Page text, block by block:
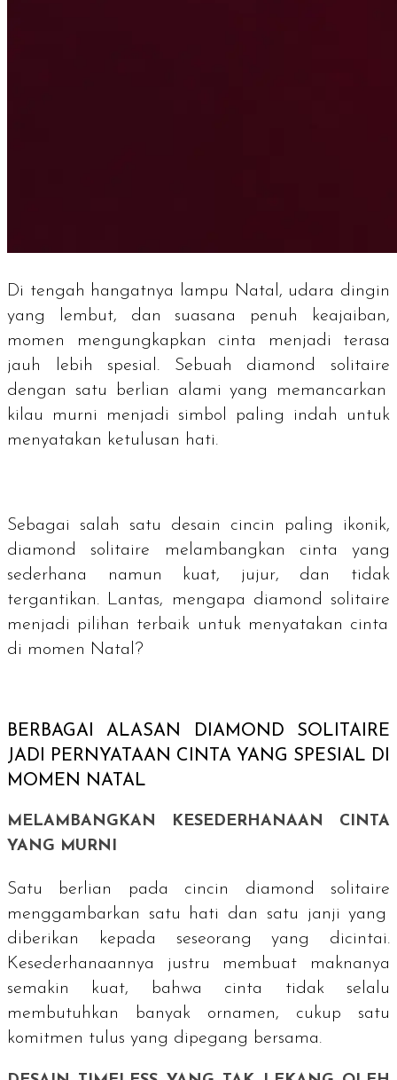
Di tengah hangatnya lampu Natal, udara dingin
yang lembut, dan suasana penuh keajaiban,
momen mengungkapkan cinta menjadi terasa
jauh lebih spesial. Sebuah diamond solitaire
dengan satu berlian alami yang memancarkan
kilau murni menjadi simbol paling indah untuk
menyatakan ketulusan hati.
Sebagai salah satu desain cincin paling ikonik,
diamond solitaire melambangkan cinta yang
sederhana namun kuat, jujur, dan tidak
tergantikan. Lantas, mengapa diamond solitaire
menjadi pilihan terbaik untuk menyatakan cinta
di momen Natal?
BERBAGAI ALASAN
DIAMOND SOLITAIRE
JADI PERNYATAAN CINTA YANG SPESIAL DI
MOMEN NATAL
MELAMBANGKAN KESEDERHANAAN CINTA
YANG MURNI
Satu berlian pada cincin diamond solitaire
menggambarkan satu hati dan satu janji yang
diberikan kepada seseorang yang dicintai.
Kesederhanaannya justru membuat maknanya
semakin kuat, bahwa cinta tidak selalu
membutuhkan banyak ornamen, cukup satu
komitmen tulus yang dipegang bersama.